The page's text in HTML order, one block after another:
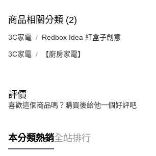
商品相關分類 (2)
3C家電 Redbox Idea 紅盒子創意
3C家電 【廚房家電】
評價
喜歡這個商品嗎？購買後給他一個好評吧
本分類熱銷全站排行